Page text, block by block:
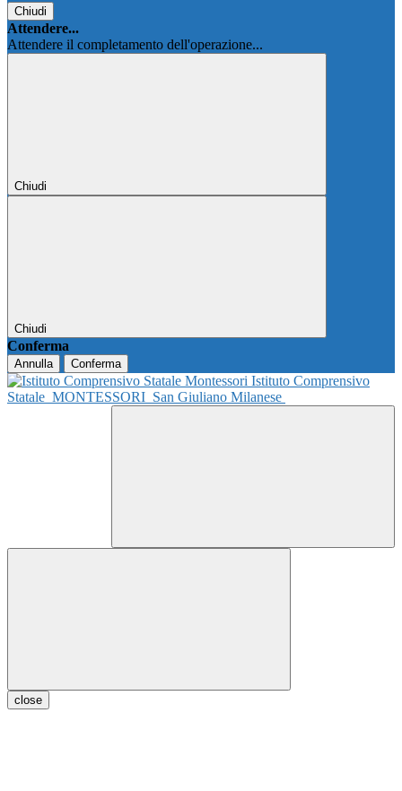
Chiudi
Attendere...
Attendere il completamento dell'operazione...
Chiudi
Chiudi
Conferma
Annulla Conferma
Istituto Comprensivo
Statale MONTESSORI San Giuliano Milanese
close